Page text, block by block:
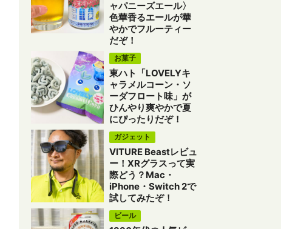
ャパニーズエール〉
色華香るエールが華
やかでフルーティー
だぞ！
お菓子
東ハト「LOVELYキ
ャラメルコーン・ソ
ーダフロート味」が
ひんやり爽やかで夏
にぴったりだぞ！
ガジェット
VITURE Beastレビュ
ー！XRグラスって実
際どう？Mac・
iPhone・Switch 2で
試してみたぞ！
ビール